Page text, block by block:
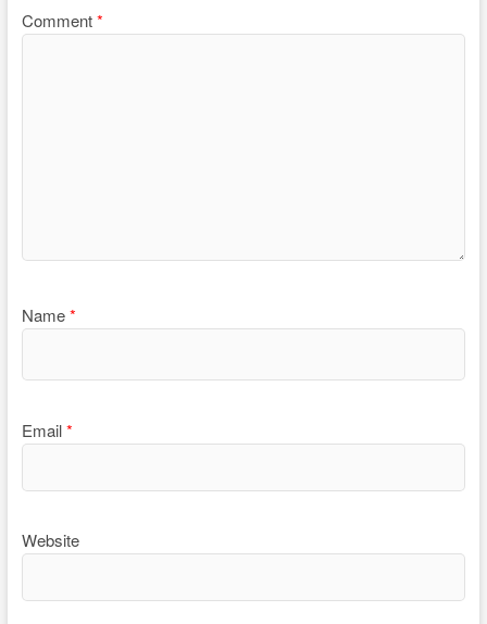
Comment*
Name*
Email*
Website